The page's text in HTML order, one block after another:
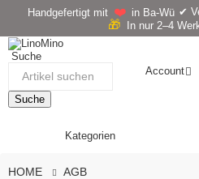
Handgefertigt mit ❤️ in Ba-Wü ✔
🎁 In nur 2–4
Suche
Suche
Account
Kategorien
HOME AGB